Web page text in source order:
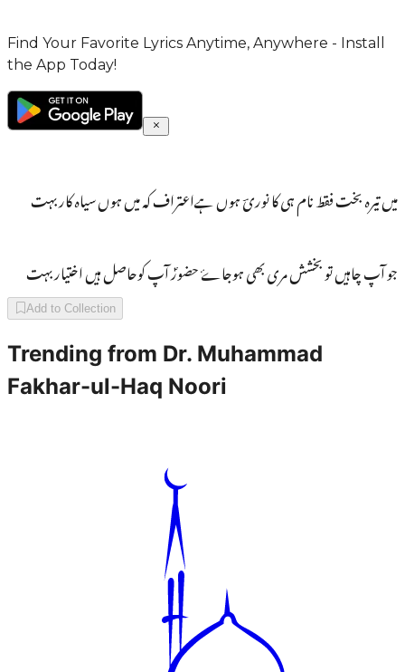
Find Your Favorite Lyrics Anytime, Anywhere - Install
the App Today!
میں تیرہ بخت فقط نام ہی کا نوریؔ ہوں ہےاعتراف کہ میں ہوں سیاہ کار بہت
جو آپ چاہیں تو بخشش مری بھی ہوجاۓ حضورؐ آپ کوحاصل ہیں اختیار بہت
Add to Collection
Trending from Dr. Muhammad
Fakhar-ul-Haq Noori